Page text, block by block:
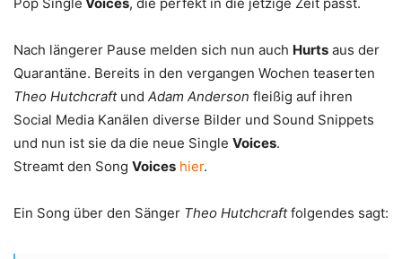
Nach längerer Pause melden sich nun auch Hurts aus der
Quarantäne. Bereits in den vergangen Wochen teaserten
Theo Hutchcraftund Adam Anderson fleißig auf ihren
Social Media Kanälen diverse Bilder und Sound Snippets
und nun ist sie da die neue Single Voices.
Streamt den Song Voices hier.
Ein Song über den Sänger Theo Hutchcraftfolgendes sagt: